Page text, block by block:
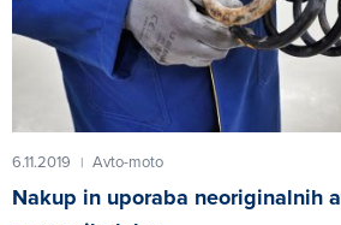
6.11.2019 | Avto-moto
Nakup in uporaba neoriginalnih